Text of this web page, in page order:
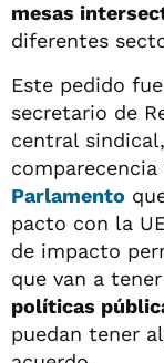
mesas
diferentes
Este pedido
secretario de
central sindical,
Parlamento
pacto con la
de impacto
que van a
políticas
puedan tener